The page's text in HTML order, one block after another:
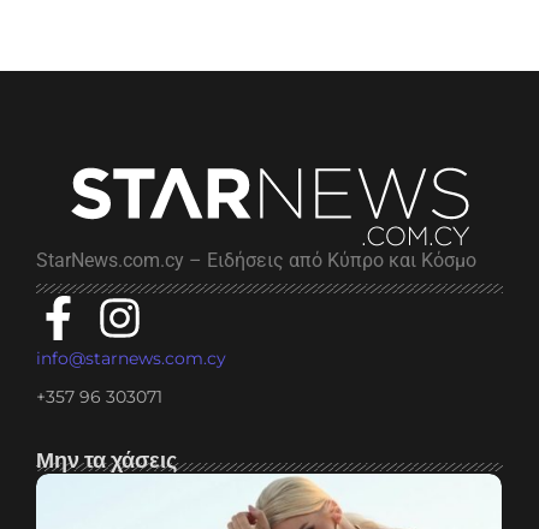
StarNews.com.cy – Ειδήσεις από Κύπρο και Κόσμο
info@starnews.com.cy
+357 96 303071
Μην τα χάσεις